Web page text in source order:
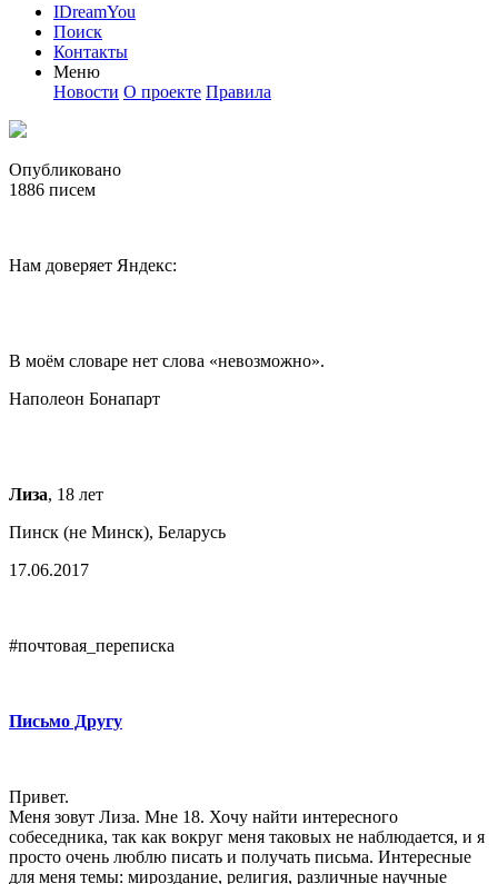
IDreamYou
Поиск
Контакты
Меню
Новости О проекте Правила
Опубликовано
1886 писем
Нам доверяет Яндекс:
В моём словаре нет слова «невозможно».
Наполеон Бонапарт
Лиза, 18 лет
Пинск (не Минск), Беларусь
17.06.2017
#почтовая_переписка
Письмо Другу
Привет.
Меня зовут Лиза. Мне 18. Хочу найти интересного
собеседника, так как вокруг меня таковых не наблюдается, и я
просто очень люблю писать и получать письма. Интересные
для меня темы: мироздание, религия, различные научные